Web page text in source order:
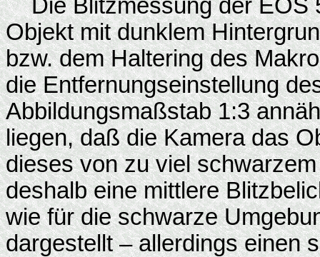
Die Blitzmessung der EOS
Objekt mit dunklem
bzw. dem Haltering des
die Entfernungseinstellung
Abbildungsmaßstab 1:3
liegen, daß die Kamera das
dieses von zu viel
deshalb eine mittlere
wie für die schwarze
dargestellt – allerdings einen